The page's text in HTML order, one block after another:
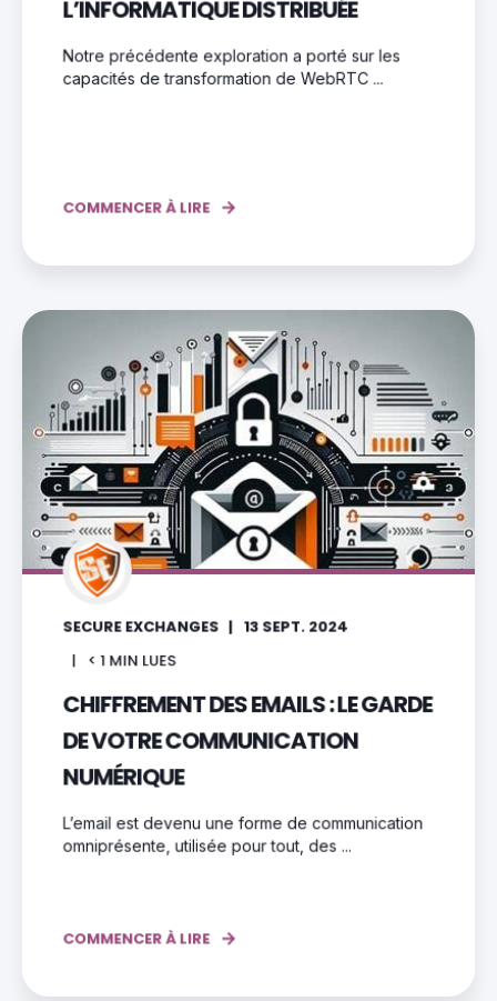
L’INFORMATIQUE DISTRIBUÉE
Notre précédente exploration a porté sur les
capacités de transformation de WebRTC ...
COMMENCER À LIRE
SECURE EXCHANGES
13 SEPT. 2024
< 1 MIN LUES
CHIFFREMENT DES EMAILS : LE GARDE
DE VOTRE COMMUNICATION
NUMÉRIQUE
L’email est devenu une forme de communication
omniprésente, utilisée pour tout, des ...
COMMENCER À LIRE